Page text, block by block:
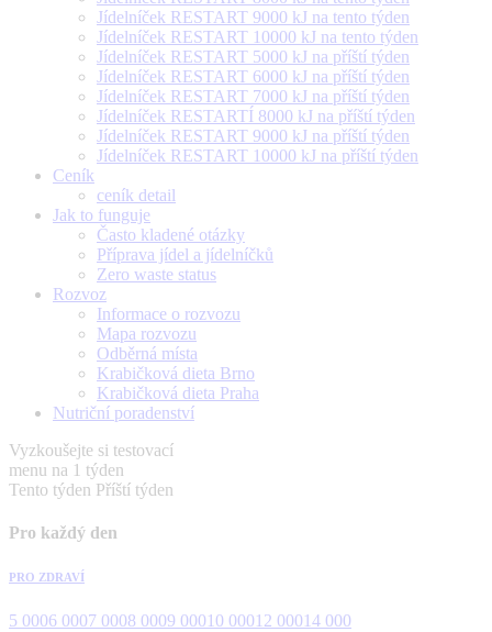
Jídelníček RESTART 9000 kJ na tento týden
Jídelníček RESTART 10000 kJ na tento týden
Jídelníček RESTART 5000 kJ na příští týden
Jídelníček RESTART 6000 kJ na příští týden
Jídelníček RESTART 7000 kJ na příští týden
Jídelníček RESTARTÍ 8000 kJ na příští týden
Jídelníček RESTART 9000 kJ na příští týden
Jídelníček RESTART 10000 kJ na příští týden
Ceník
ceník detail
Jak to funguje
Často kladené otázky
Příprava jídel a jídelníčků
Zero waste status
Rozvoz
Informace o rozvozu
Mapa rozvozu
Odběrná místa
Krabičková dieta Brno
Krabičková dieta Praha
Nutriční poradenství
Vyzkoušejte si testovací
menu na 1 týden
Tento týden Příští týden
Pro každý den
PRO ZDRAVÍ
5 0006 0007 0008 0009 00010 00012 00014 000